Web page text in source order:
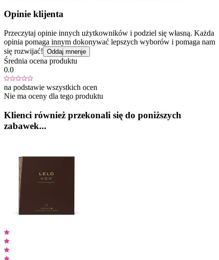
Opinie klijenta
Przeczytaj opinie innych użytkowników i podziel się własną. Każda
opinia pomaga innym dokonywać lepszych wyborów i pomaga nam
się rozwijać! Oddaj mnenje
Średnia ocena produktu
0.0
na podstawie wszystkich ocen
Nie ma oceny dla tego produktu
Klienci również przekonali się do poniższych
zabawek...